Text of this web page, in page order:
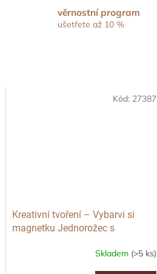
věrnostní program
ušetřete až 10 %
Kreativní tvoření – Vybarvi si
magnetku Jednorožec s
Skladem (>5 ks)
Kód: 27387